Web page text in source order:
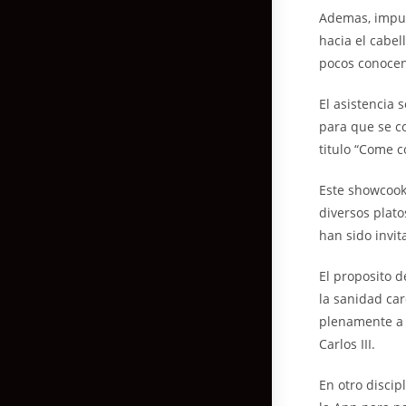
Ademas,
hacia el
pocos
El asistencia
para que se
titulo “Come
Este
diversos
han sido
El proposito
la sanidad
plenamente
Carlos III.
En otro